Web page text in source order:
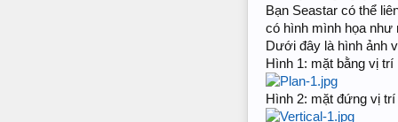
Bạn Seastar có thể
có hình mình họa như
Dưới đây là hình ảnh
Hình 1: mặt bằng vị
Hình 2: mặt đứng vị